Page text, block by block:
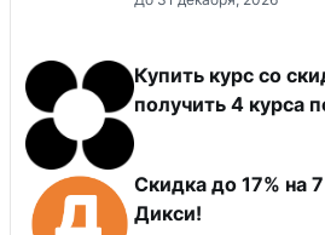
Купить курс со
получить 4 курса
Скидка до 17% на
Дикси!